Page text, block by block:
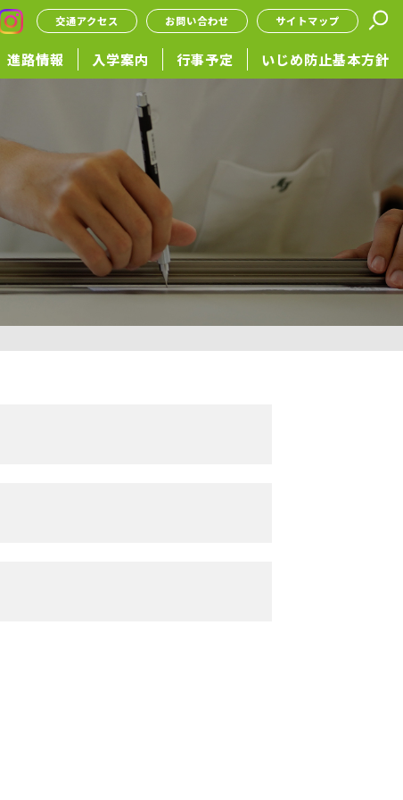
交通アクセス お問い合わせ サイトマップ
進路情報 入学案内 行事予定 いじめ防止基本方針